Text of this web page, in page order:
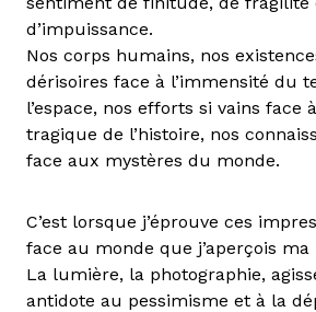
d’impuissance.
Nos corps humains, nos
dérisoires face à l’immensité du
l’espace, nos efforts si vains face
tragique de l’histoire, nos
face aux mystères du monde.
C’est lorsque j’éprouve ces
face au monde que j’aperçois
La lumière, la photographie,
antidote au pessimisme et à la